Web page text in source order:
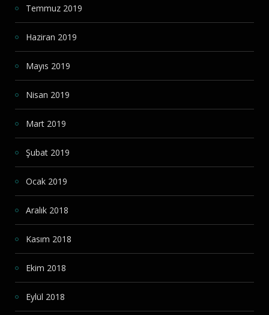
Temmuz 2019
Haziran 2019
Mayıs 2019
Nisan 2019
Mart 2019
Şubat 2019
Ocak 2019
Aralık 2018
Kasım 2018
Ekim 2018
Eylül 2018